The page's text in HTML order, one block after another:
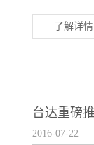
了解详
台达重磅
2016-07-22